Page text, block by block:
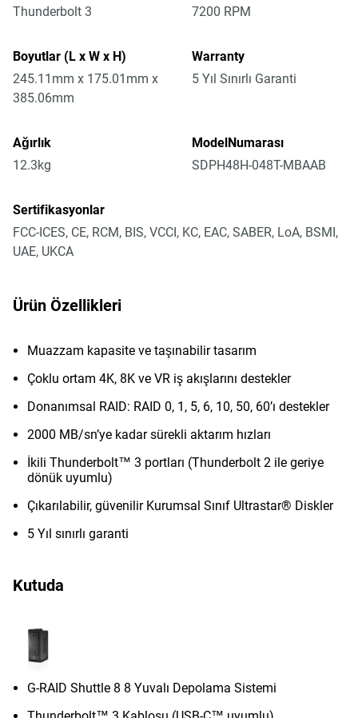
Thunderbolt 3
7200 RPM
Boyutlar (L x W x H)
245.11mm x 175.01mm x
385.06mm
Warranty
5 Yıl Sınırlı Garanti
Ağırlık
12.3kg
ModelNumarası
SDPH48H-048T-MBAAB
Sertifikasyonlar
FCC-ICES, CE, RCM, BIS, VCCI, KC, EAC, SABER, LoA, BSMI,
UAE, UKCA
Ürün Özellikleri
Muazzam kapasite ve taşınabilir tasarım
Çoklu ortam 4K, 8K ve VR iş akışlarını destekler
Donanımsal RAID: RAID 0, 1, 5, 6, 10, 50, 60’ı destekler
2000 MB/sn’ye kadar sürekli aktarım hızları
İkili Thunderbolt™ 3 portları (Thunderbolt 2 ile geriye
dönük uyumlu)
Çıkarılabilir, güvenilir Kurumsal Sınıf Ultrastar® Diskler
5 Yıl sınırlı garanti
Kutuda
G-RAID Shuttle 8 8 Yuvalı Depolama Sistemi